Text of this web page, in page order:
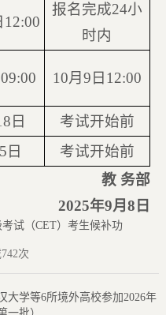
12:00
报名完成24小
时内
10月9日12:00
日
考试开始前
日
考试开始前
教 务部
2025年9月8 日
试（CET）考生候补功
742次
大学等6所境外高校参加2026年